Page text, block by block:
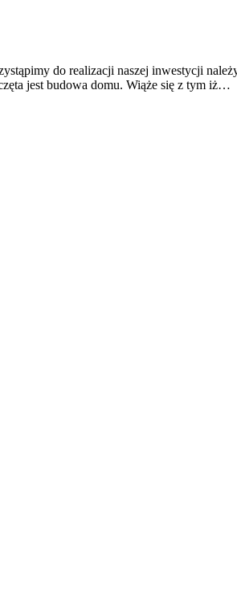
do realizacji naszej inwestycji
jest budowa domu. Wiąże się z tym iż…